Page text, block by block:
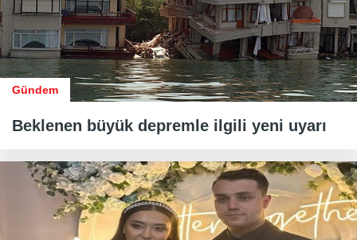
Gündem
Beklenen büyük depremle ilgili yeni uyarı